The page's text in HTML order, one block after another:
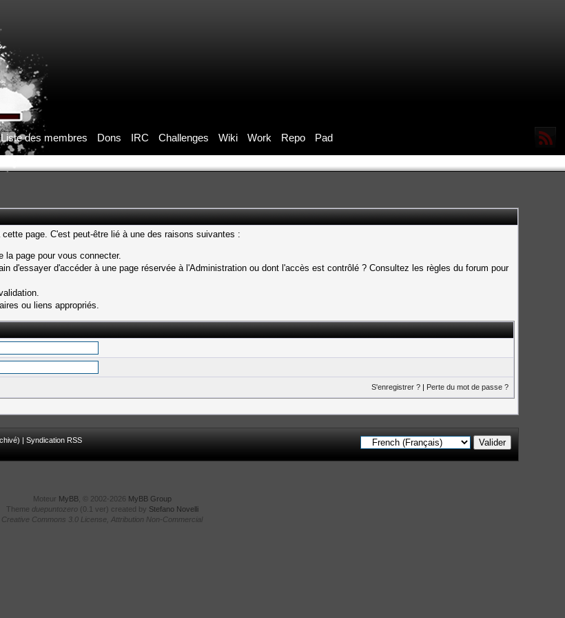
Liste des membres Dons IRC Challenges Wiki Work Repo Pad
page. C'est peut-être lié à une des raisons suivantes :
la page pour vous connecter.
d'essayer d'accéder à une page réservée à l'Administration ou dont l'accès est contrôlé ? Consultez les règles du forum pour
ou liens appropriés.
S'enregistrer ?| Perte du mot de passe ?
|Syndication RSS
Moteur MyBB, © 2002-2026 MyBB Group
Theme duepuntozero (0.1 ver) created by Stefano Novelli
Creative Commons 3.0 License, Attribution Non-Commercial